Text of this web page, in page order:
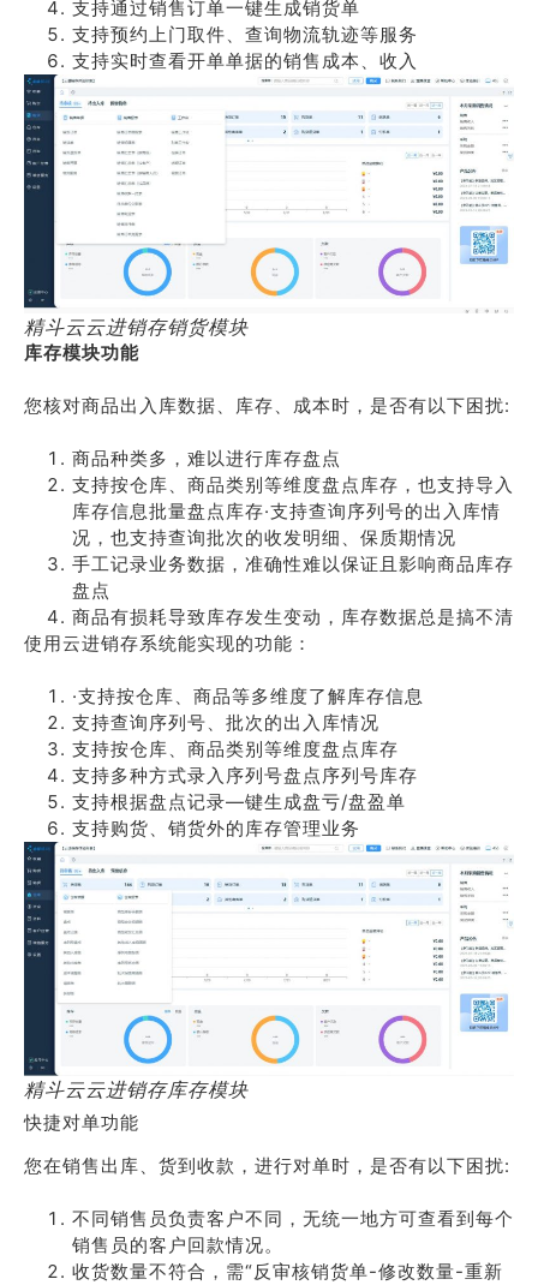
支持通过销售订单一键生成销货单
支持预约上门取件、查询物流轨迹等服务
支持实时查看开单单据的销售成本、收入
精斗云云进销存销货模块
库存模块功能
您核对商品出入库数据、库存、成本时，是否有以下困扰:
商品种类多，难以进行库存盘点
支持按仓库、商品类别等维度盘点库存，也支持导入
库存信息批量盘点库存·支持查询序列号的出入库情
况，也支持查询批次的收发明细、保质期情况
手工记录业务数据，准确性难以保证且影响商品库存
盘点
商品有损耗导致库存发生变动，库存数据总是搞不清
使用云进销存系统能实现的功能：
·支持按仓库、商品等多维度了解库存信息
支持查询序列号、批次的出入库情况
支持按仓库、商品类别等维度盘点库存
支持多种方式录入序列号盘点序列号库存
支持根据盘点记录—键生成盘亏/盘盈单
支持购货、销货外的库存管理业务
精斗云云进销存库存模块
快捷对单功能
您在销售出库、货到收款，进行对单时，是否有以下困扰:
不同销售员负责客户不同，无统一地方可查看到每个
销售员的客户回款情况。
收货数量不符合，需“反审核销货单-修改数量-重新